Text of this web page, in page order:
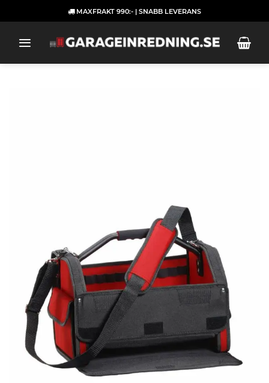
to
MAXFRAKT 990:- | SNABB LEVERANS